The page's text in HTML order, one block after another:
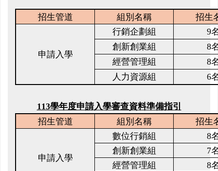
招生管道 組別名稱 招生
申請入學
行銷企劃組 9
創新創業組
8
經營管理組
8
人力資源組
6
113學年度申請入學審查資料準備指引
招生管道
組別名稱 招生
申請入學
數位行銷組 8
創新創業組
7
經營管理組
8